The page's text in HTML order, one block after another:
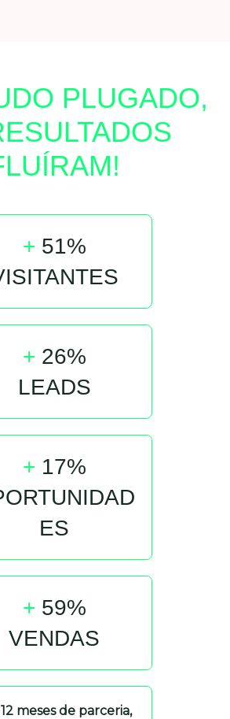
PLUGADO,
+ 51%
+ 26%
LEADS
+ 17%
ES
+ 59%
VENDAS
meses de parceria,